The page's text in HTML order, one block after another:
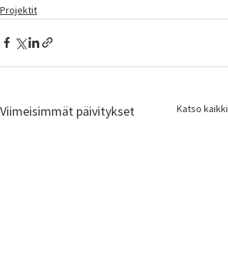
Projektit
Viimeisimmät päivitykset Katso kaikki